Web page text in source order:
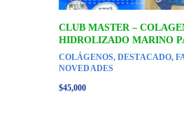
CLUB MASTER –
HIDROLIZADO MARINO
COLÁGENOS,DESTACADO,
NOVEDADES
$45,000